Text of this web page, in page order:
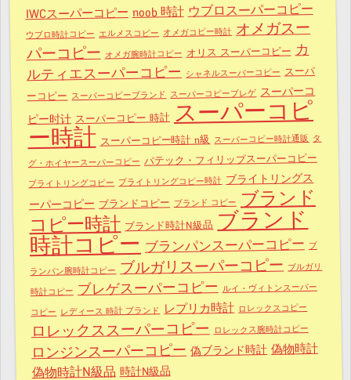
IWCスーパーコピー noob 時計 ウブロスーパーコピー
ウブロ時計コピー エルメスコピー オメガコピー時計 オメガスー
パーコピー オメガ腕時計コピー オリス スーパーコピー カ
ルティエスーパーコピー シャネルスーパーコピー スーパ
ーコピー スーパーコピーブランド スーパーコピーブレゲ スーパーコ
ピー时计 スーパーコピー 時計 スーパーコピ
ー時計 スーパーコピー時計 n級 スーパーコピー時計通販 タ
グ・ホイヤースーパーコピー パテック・フィリップスーパーコピー
ブライトリングコピー ブライトリングコピー時計 ブライトリングス
ーパーコピー ブランドコピー ブランド コピー ブランド
コピー時計 ブランド時計N級品 ブランド
時計コピー ブランパンスーパーコピー ブ
ランパン腕時計コピー ブルガリスーパーコピー ブルガリ
時計コピー ブレゲスーパーコピー ルイ・ヴィトンスーパー
コピー レディース 時計 ブランド レプリカ時計 ロレックスコピー
ロレックススーパーコピー ロレックス腕時計コピー
ロンジンスーパーコピー 偽ブランド時計 偽物時計
偽物時計N級品 時計N級品